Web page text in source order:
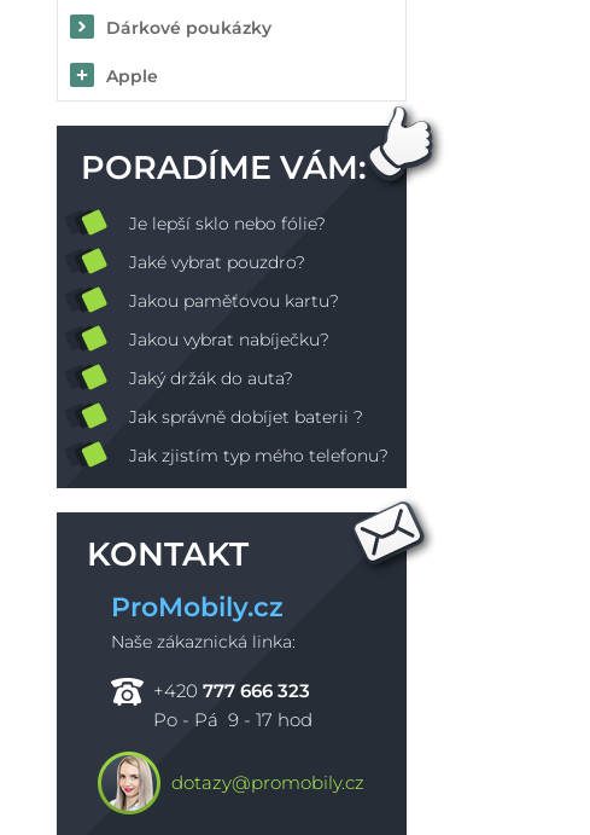
Dárkové poukázky
Apple
PORADÍME VÁM:
Je lepší sklo nebo fólie?
Jaké vybrat pouzdro?
Jakou paměťovou kartu?
Jakou vybrat nabíječku?
Jaký držák do auta?
Jak správně dobíjet baterii ?
Jak zjistím typ mého telefonu?
KONTAKT
ProMobily.cz
Naše zákaznická linka:
+420 777 666 323
Po - Pá 9 - 17 hod
dotazy@promobily.cz